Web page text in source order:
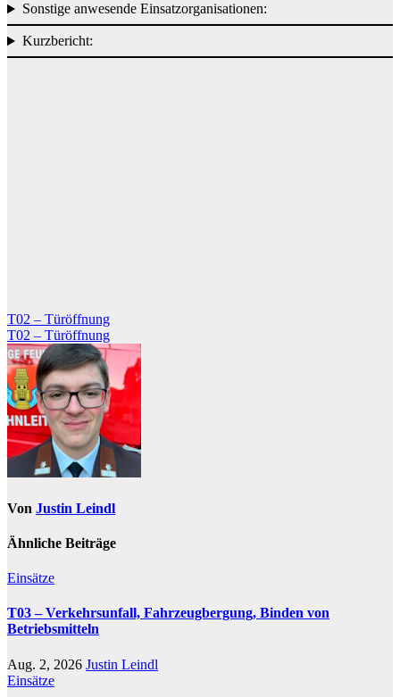
Sonstige anwesende Einsatzorganisationen:
Kurzbericht:
Beitragsnavigation
T02 – Türöffnung
T02 – Türöffnung
Von Justin Leindl
Ähnliche Beiträge
Einsätze
T03 – Verkehrsunfall, Fahrzeugbergung, Binden von
Betriebsmitteln
Aug. 2, 2026 Justin Leindl
Einsätze